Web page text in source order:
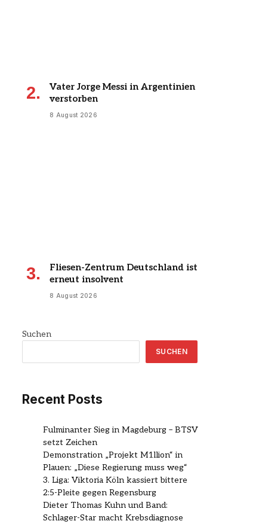
Vater Jorge Messi in Argentinien
verstorben
8 August 2026
Fliesen-Zentrum Deutschland ist
erneut insolvent
8 August 2026
Suchen
SUCHEN
Recent Posts
Fulminanter Sieg in Magdeburg – BTSV
setzt Zeichen
Demonstration „Projekt M1llion“ in
Plauen: „Diese Regierung muss weg“
3. Liga: Viktoria Köln kassiert bittere
2:5-Pleite gegen Regensburg
Dieter Thomas Kuhn und Band:
Schlager-Star macht Krebsdiagnose